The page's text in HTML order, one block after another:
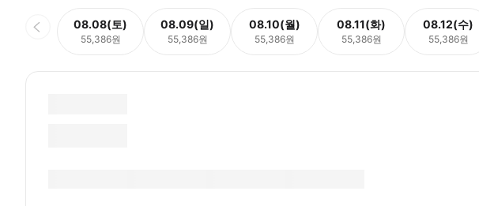
08.08(토)
55,386원
08.09(일)
55,386원
08.10(월)
55,386원
08.11(화)
55,386원
08.12(수)
55,386원